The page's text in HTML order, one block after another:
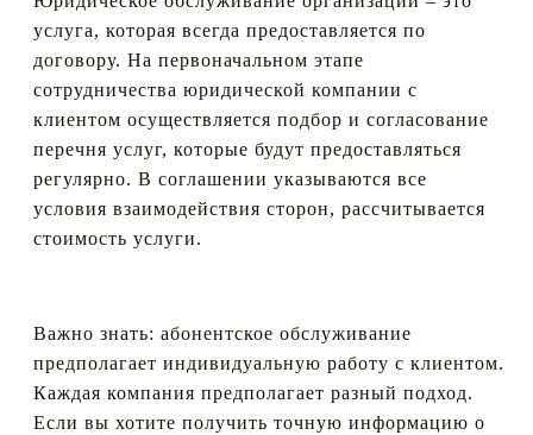
услуга, которая всегда предоставляется по
договору. На первоначальном этапе
сотрудничества юридической компании с
клиентом осуществляется подбор и согласование
перечня услуг, которые будут предоставляться
регулярно. В соглашении указываются все
условия взаимодействия сторон, рассчитывается
стоимость услуги.
Важно знать: абонентское обслуживание
предполагает индивидуальную работу с клиентом.
Каждая компания предполагает разный подход.
Если вы хотите получить точную информацию о